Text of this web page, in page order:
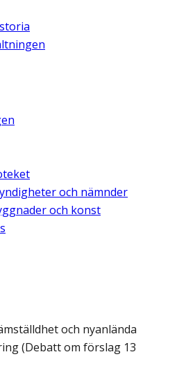
och nämnder
och konst
och nyanlända
(Debatt om förslag 13